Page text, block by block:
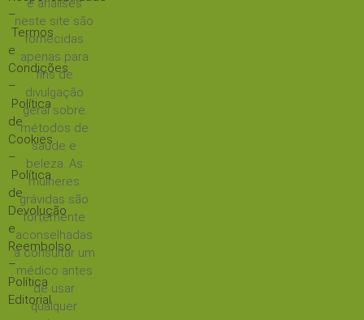
–
Termos
e
Condições
–
Política
de
Cookies
–
Política
de
Devolução
e
Reembolso
–
Política
Editorial
e análises
neste site são
fornecidas
apenas para
fins de
divulgação
geral sobre
métodos de
saúde e
beleza. As
mulheres
grávidas são
fortemente
aconselhadas
a consultar um
médico antes
de usar
qualquer